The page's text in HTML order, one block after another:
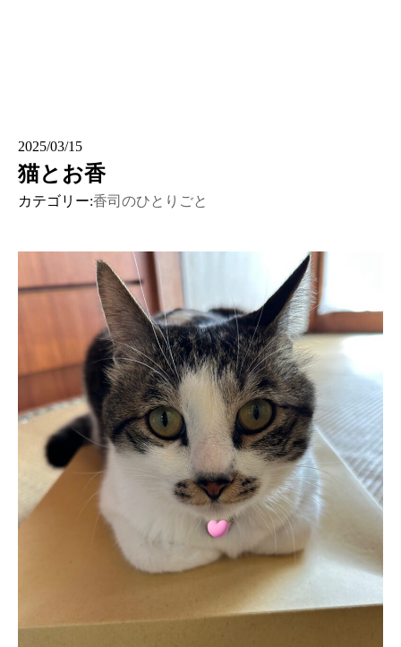
2025/03/15
猫とお香
カテゴリー:香司のひとりごと